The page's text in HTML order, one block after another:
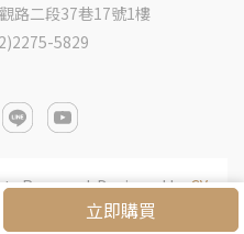
立即購買
路二段37巷17號1樓
5829
Reserved.Designed byCY